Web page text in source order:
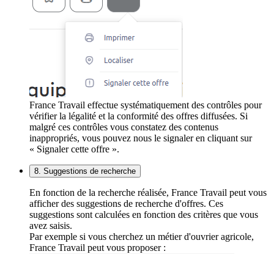
France Travail effectue systématiquement des contrôles pour
vérifier la légalité et la conformité des offres diffusées. Si
malgré ces contrôles vous constatez des contenus
inappropriés, vous pouvez nous le signaler en cliquant sur
« Signaler cette offre ».
8. Suggestions de recherche
En fonction de la recherche réalisée, France Travail peut vous
afficher des suggestions de recherche d'offres. Ces
suggestions sont calculées en fonction des critères que vous
avez saisis.
Par exemple si vous cherchez un métier d'ouvrier agricole,
France Travail peut vous proposer :